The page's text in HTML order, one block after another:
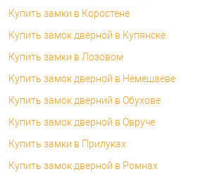
Купить замки в Коростене
Купить замок дверной в Купянске
Купить замки в Лозовом
Купить замок дверной в Немешаеве
Купить замок дверний в Обухове
Купить замок дверной в Овруче
Купить замки в Прилуках
Купить замок дверной в Ромнах